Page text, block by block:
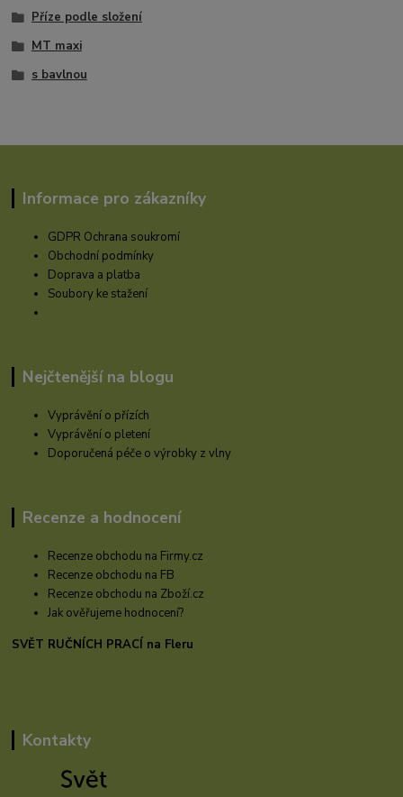
Příze podle složení
MT maxi
s bavlnou
Informace pro zákazníky
GDPR Ochrana soukromí
Obchodní podmínky
Doprava a platba
Soubory ke stažení
Nejčtenější na blogu
Vyprávění o přízích
Vyprávění o pletení
Doporučená péče o výrobky z vlny
Recenze a hodnocení
Recenze obchodu na Firmy.cz
Recenze obchodu na FB
Recenze obchodu na Zboží.cz
Jak ověřujeme hodnocení?
SVĚT RUČNÍCH PRACÍ na Fleru
Kontakty